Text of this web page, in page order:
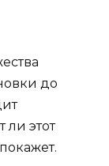
до
ли этот